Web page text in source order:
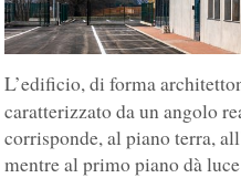
L’edificio, di forma
caratterizzato da un angolo
corrisponde, al piano terra,
mentre al primo piano dà